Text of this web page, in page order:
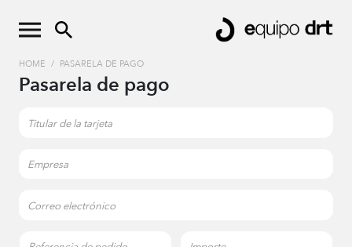
HOME / PASARELA DE PAGO
Pasarela de pago